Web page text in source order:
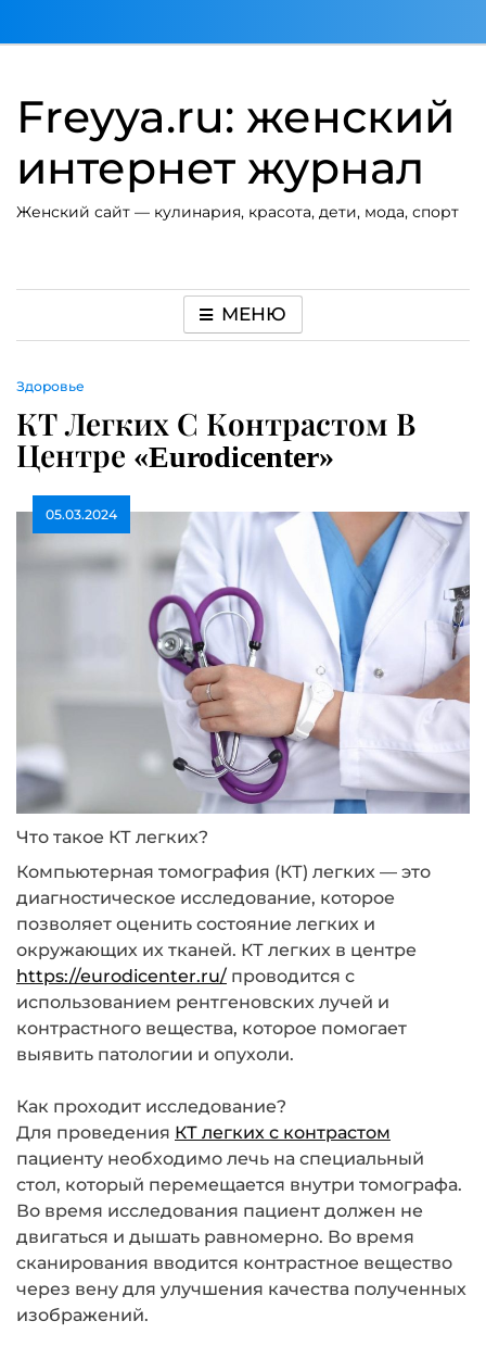
Freyya.ru: женский
интернет журнал
Женский сайт — кулинария, красота, дети, мода, спорт
МЕНЮ
Здоровье
КТ Легких С Контрастом В
Центре «Eurodicenter»
05.03.2024
Что такое КТ легких?
Компьютерная томография (КТ) легких — это
диагностическое исследование, которое
позволяет оценить состояние легких и
окружающих их тканей. КТ легких в центре
https://eurodicenter.ru/ проводится с
использованием рентгеновских лучей и
контрастного вещества, которое помогает
выявить патологии и опухоли.
Как проходит исследование?
Для проведения КТ легких с контрастом
пациенту необходимо лечь на специальный
стол, который перемещается внутри томографа.
Во время исследования пациент должен не
двигаться и дышать равномерно. Во время
сканирования вводится контрастное вещество
через вену для улучшения качества полученных
изображений.